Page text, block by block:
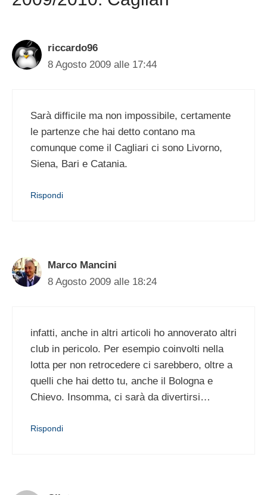
riccardo96
8 Agosto 2009 alle 17:44
Sarà difficile ma non impossibile, certamente
le partenze che hai detto contano ma
comunque come il Cagliari ci sono Livorno,
Siena, Bari e Catania.
Rispondi
Marco Mancini
8 Agosto 2009 alle 18:24
infatti, anche in altri articoli ho annoverato altri
club in pericolo. Per esempio coinvolti nella
lotta per non retrocedere ci sarebbero, oltre a
quelli che hai detto tu, anche il Bologna e
Chievo. Insomma, ci sarà da divertirsi…
Rispondi